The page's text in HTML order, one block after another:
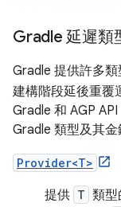
Gradle 延遲類
Gradle 提供許多
建構階段延後重覆
Gradle 和 AGP
Gradle 類型及其金
Provider<T>
提供 T 類型